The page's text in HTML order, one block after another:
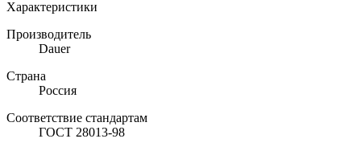
Характеристики
Производитель
Dauer
Страна
Россия
Соответствие стандартам
ГОСТ 28013-98